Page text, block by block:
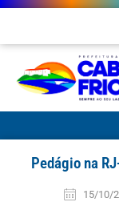
Pedágio na
15/10/